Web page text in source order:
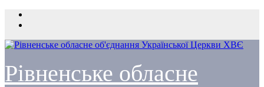
Перейти
Рівненське обласне